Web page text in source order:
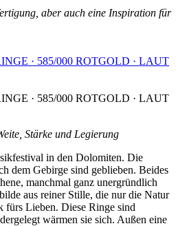
aber auch eine Inspiration für
· 585/000 ROTGOLD · LAUT
· 585/000 ROTGOLD · LAUT
Stärke und Legierung
in den Dolomiten. Die
dem Gebirge sind geblieben. Beides
manchmal ganz unergründlich
aus reiner Stille, die nur die Natur
fürs Lieben. Diese Ringe sind
wärmen sie sich. Außen eine